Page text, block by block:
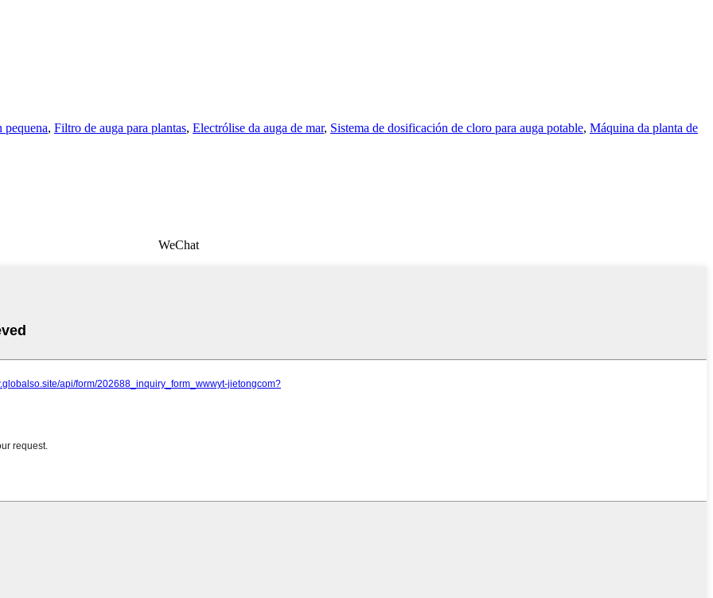
pequena, Filtro de auga para plantas, Electrólise da auga de mar, Sistema de dosificación de cloro para auga potable, Máquina da planta de
WeChat